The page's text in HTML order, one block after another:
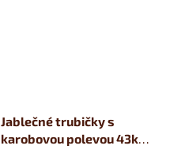
Jablečné trubičky s
karobovou polevou 43ks